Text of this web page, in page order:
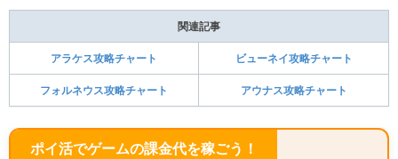
関連記事
アラケス攻略チャート ビューネイ攻略チャート
フォルネウス攻略チャート アウナス攻略チャート
ポイ活でゲームの課金代を稼ごう！